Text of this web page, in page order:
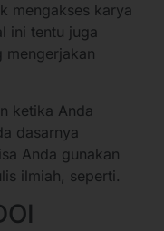
mengakses karya
ini tentu juga
mengerjakan
ketika Anda
dasarnya
Anda gunakan
ilmiah, seperti.